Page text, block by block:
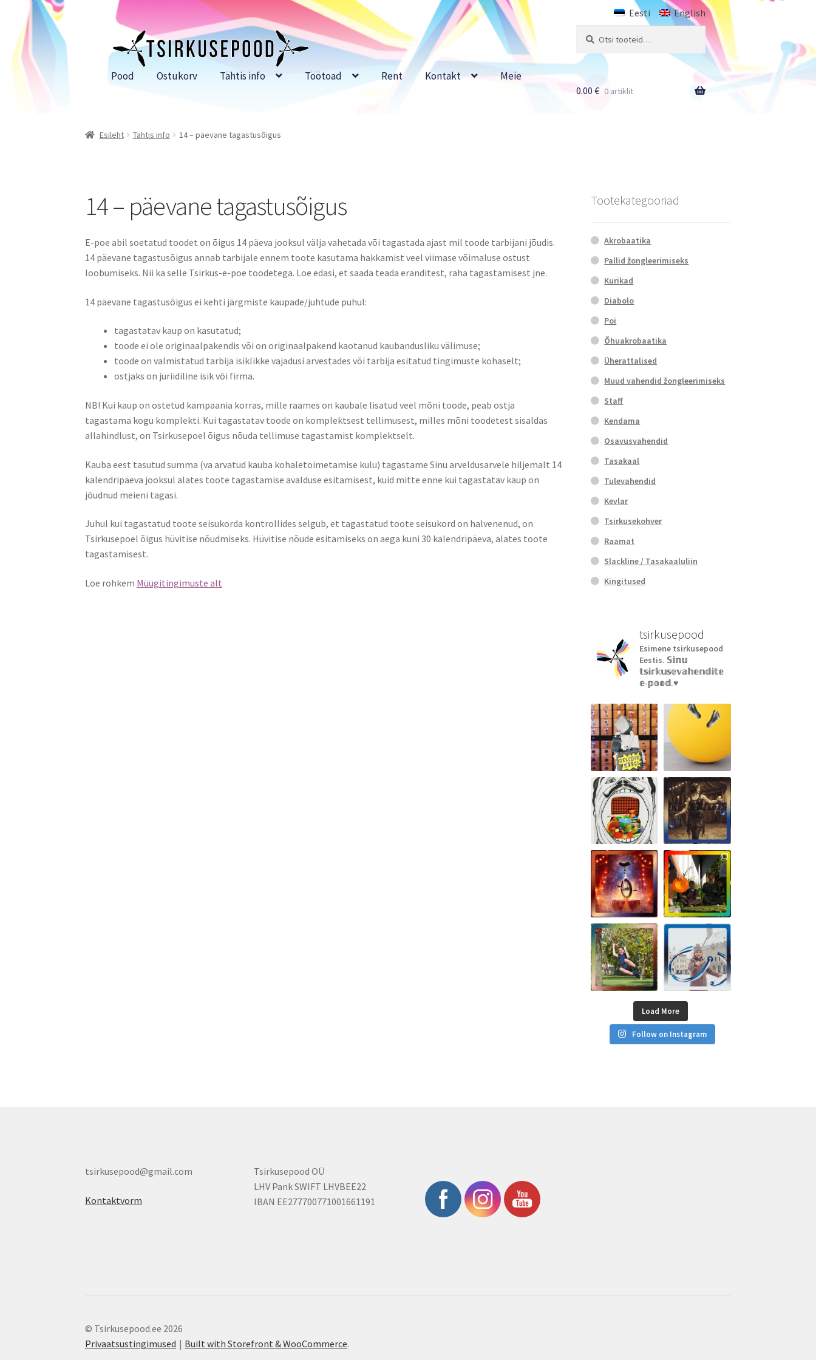
Liigu
navigeerimisele
Liigu
sisu
Eesti English
Pood Ostukorv Tähtis info Töötoad Rent Kontakt Meie
0.00€ 0 artiklit
Esileht Tähtis info 14 – päevane tagastusõigus
14 – päevane tagastusõigus
E-poe abil soetatud toodet on õigus 14 päeva jooksul välja vahetada või tagastada ajast mil toode tarbijani jõudis.
14 päevane tagastusõigus annab tarbijale ennem toote kasutama hakkamist veel viimase võimaluse ostust
loobumiseks. Nii ka selle Tsirkus-e-poe toodetega. Loe edasi, et saada teada eranditest, raha tagastamisest jne.
14 päevane tagastusõigus ei kehti järgmiste kaupade/juhtude puhul:
tagastatav kaup on kasutatud;
toode ei ole originaalpakendis või on originaalpakend kaotanud kaubandusliku välimuse;
toode on valmistatud tarbija isiklikke vajadusi arvestades või tarbija esitatud tingimuste kohaselt;
ostjaks on juriidiline isik või firma.
NB! Kui kaup on ostetud kampaania korras, mille raames on kaubale lisatud veel mõni toode, peab ostja
tagastama kogu komplekti. Kui tagastatav toode on komplektsest tellimusest, milles mõni toodetest sisaldas
allahindlust, on Tsirkusepoel õigus nõuda tellimuse tagastamist komplektselt.
Kauba eest tasutud summa (va arvatud kauba kohaletoimetamise kulu) tagastame Sinu arveldusarvele hiljemalt 14
kalendripäeva jooksul alates toote tagastamise avalduse esitamisest, kuid mitte enne kui tagastatav kaup on
jõudnud meieni tagasi.
Juhul kui tagastatud toote seisukorda kontrollides selgub, et tagastatud toote seisukord on halvenenud, on
Tsirkusepoel õigus hüvitise nõudmiseks. Hüvitise nõude esitamiseks on aega kuni 30 kalendripäeva, alates toote
tagastamisest.
Loe rohkem Müügitingimuste alt
Tootekategooriad
Akrobaatika
Pallid žongleerimiseks
Kurikad
Diabolo
Poi
Õhuakrobaatika
Üherattalised
Muud vahendid žongleerimiseks
Staff
Kendama
Osavusvahendid
Tasakaal
Tulevahendid
Kevlar
Tsirkusekohver
Raamat
Slackline / Tasakaaluliin
Kingitused
tsirkusepood
Esimene tsirkusepood
Eestis. 𝕊𝕚𝕟𝕦
𝕥𝕤𝕚𝕣𝕜𝕦𝕤𝕖𝕧𝕒𝕙𝕖𝕟𝕕𝕚𝕥𝕖
𝕖-𝕡𝕠𝕠𝕕.♥︎
Load More
Follow on Instagram
tsirkusepood@gmail.com
Kontaktvorm
Tsirkusepood OÜ
LHV Pank SWIFT LHVBEE22
IBAN EE277700771001661191
© Tsirkusepood.ee 2026
Privaatsustingimused
Built with Storefront & WooCommerce.